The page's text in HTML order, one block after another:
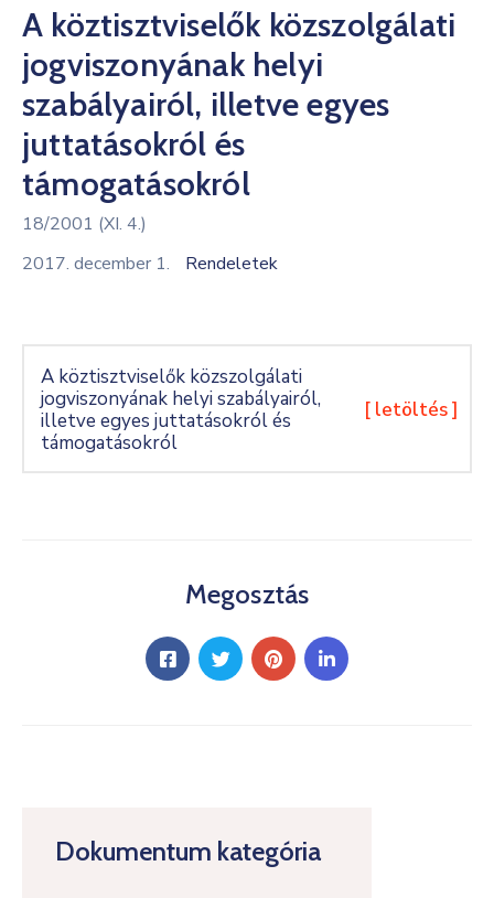
Kultúra
Keresés
Dokumentum kategória
A köztisztviselők közszolgálati
jogviszonyának helyi
szabályairól, illetve egyes
juttatásokról és
támogatásokról
18/2001 (XI. 4.)
2017. december 1.
Rendeletek
A köztisztviselők közszolgálati
jogviszonyának helyi szabályairól,
illetve egyes juttatásokról és
támogatásokról
[ letöltés ]
Megosztás